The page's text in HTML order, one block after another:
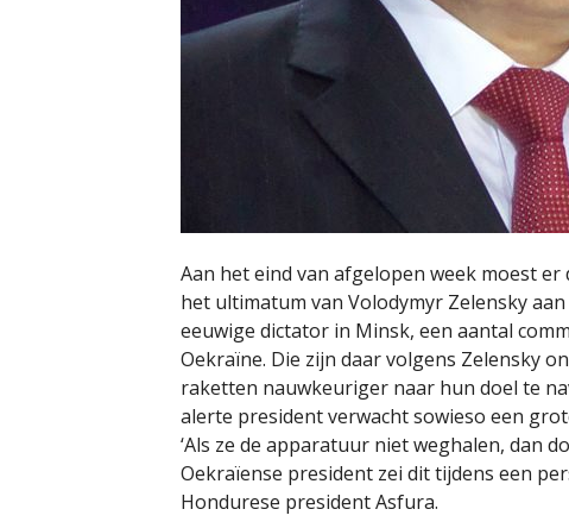
Aan het eind van afgelopen week moest
het ultimatum van Volodymyr Zelensky
eeuwige dictator in Minsk, een aantal
Oekraïne. Die zijn daar volgens Zelensky
raketten nauwkeuriger naar hun doel te
alerte president verwacht sowieso een
‘Als ze de apparatuur niet weghalen, dan
Oekraïense president zei dit tijdens een
Hondurese president Asfura.